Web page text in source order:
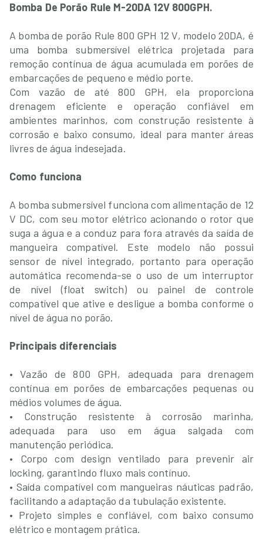
Bomba De Porão Rule M-20DA 12V 800GPH.
A bomba de porão Rule 800 GPH 12 V, modelo 20DA, é
uma bomba submersível elétrica projetada para
remoção contínua de água acumulada em porões de
embarcações de pequeno e médio porte.
Com vazão de até 800 GPH, ela proporciona
drenagem eficiente e operação confiável em
ambientes marinhos, com construção resistente à
corrosão e baixo consumo, ideal para manter áreas
livres de água indesejada.
Como funciona
A bomba submersível funciona com alimentação de 12
V DC, com seu motor elétrico acionando o rotor que
suga a água e a conduz para fora através da saída de
mangueira compatível. Este modelo não possui
sensor de nível integrado, portanto para operação
automática recomenda-se o uso de um interruptor
de nível (float switch) ou painel de controle
compatível que ative e desligue a bomba conforme o
nível de água no porão.
Principais diferenciais
• Vazão de 800 GPH, adequada para drenagem
contínua em porões de embarcações pequenas ou
médios volumes de água.
• Construção resistente à corrosão marinha,
adequada para uso em água salgada com
manutenção periódica.
• Corpo com design ventilado para prevenir air
locking, garantindo fluxo mais contínuo.
• Saída compatível com mangueiras náuticas padrão,
facilitando a adaptação da tubulação existente.
• Projeto simples e confiável, com baixo consumo
elétrico e montagem prática.